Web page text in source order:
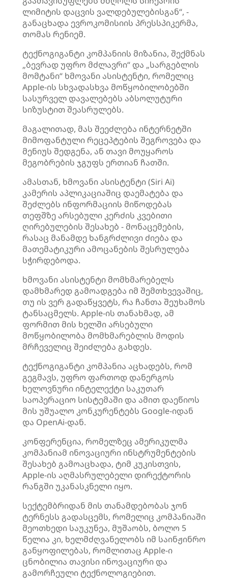
ლიმიტის დაცვის ვალდებულებისგან“, -
განაცხადა ევროკომისიის პრესსპიკერმა,
თომას რენიემ.
ტექნოგიგანტი კომპანიის მიზანია, შექმნას
„ბევრად უფრო მძლავრი“ და „სარგებლის
მომტანი“ ხმოვანი ასისტენტი, რომელიც
Apple-ის სხვადასხვა მოწყობილობებში
სასურველ დავალებებს აბსოლუტური
სიზუსტით შეასრულებს.
მაგალითად, მას შეეძლება ინტერნეტში
მიმოფანტული რეცეპტების შეგროვება და
მენიუს შედგენა, ან თავი მოუყაროს
მეგობრების ჯგუფს ერთიან ჩათში.
ამასთან, ხმოვანი ასისტენტი (Siri Ai)
კამერის აპლიკაციაშიც დაემატება და
შეძლებს ინფორმაციის მიწოდებას
თეფშზე არსებული კერძის კვებითი
ღირებულების შესახებ - მონაცემების,
რასაც მანამდე ხანგრძლივი ძიება და
მათემატიკური ამოცანების შესრულება
სჭირდებოდა.
ხმოვანი ასისტენტი მომხმარებელს
დამხმარედ გამოადგება იმ შემთხვევაშიც,
თუ ის ვერ გადაწყვეტს, რა ჩანთა შეუხამოს
ტანსაცმელს. Apple-ის თანახმად, ამ
ფორმით მის ხელში არსებული
მოწყობილობა მომხმარებლის მოდის
მრჩეველიც შეიძლება გახდეს.
ტექნოგიგანტი კომპანია აცხადებს, რომ
გეგმავს, უფრო ფართოდ დანერგოს
ხელოვნური ინტელექტი საკუთარ
საოპერაციო სისტემაში და ამით დაეწიოს
მის უშუალო კონკურენტებს Google-იდან
და OpenAi-დან.
კონფერენცია, რომელზეც ამერიკულმა
კომპანიამ ინოვაციური ინსტრუმენტების
შესახებ გამოაცხადა, ტიმ კუკისთვის,
Apple-ის აღმასრულებელი დირექტორის
რანგში უკანასკნელი იყო.
სექტემბრიდან მის თანამდებობას ჯონ
ტერნესს გადასცემს, რომელიც კომპანიაში
მეოთხედი საუკუნეა, მუშაობს, ბოლო 5
წელია კი, ხელმძღვანელობს იმ საინჟინრო
განყოფილებას, რომლითაც Apple-ი
ცნობილია თავისი ინოვაციური და
გამორჩეული ტექნოლოგიებით.